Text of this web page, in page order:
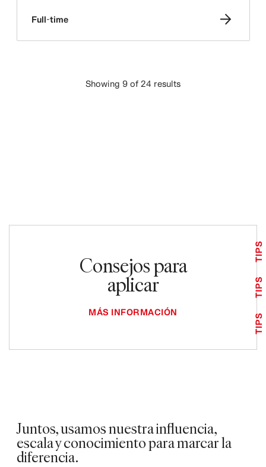
Full-time
Showing 9 of 24 results
Consejos para
aplicar
MÁS INFORMACIÓN
TIPS
TIPS
TIPS
Juntos, usamos nuestra influencia,
escala y conocimiento para marcar la
diferencia.